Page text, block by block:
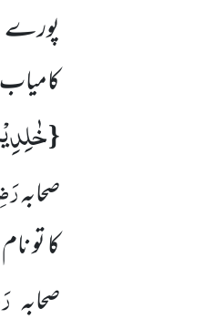
پورے
{
صحابہ
کا تو
صحابہ